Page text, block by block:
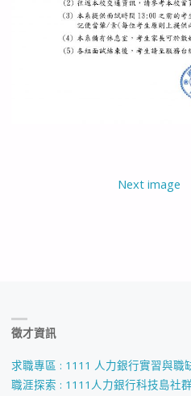
Next image
徵才資訊
求職專區 : 1111 人力銀行實習與職
職涯探索 : 1111人力銀行科技島社